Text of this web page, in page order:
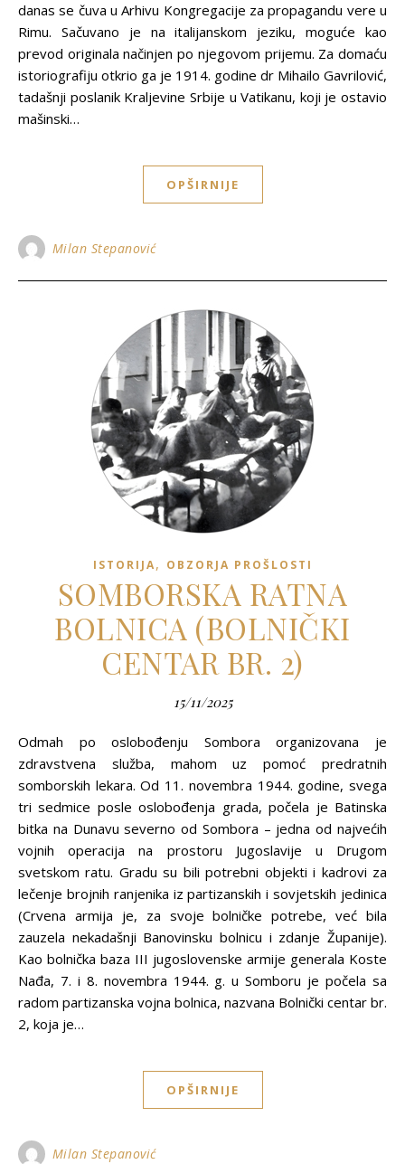
danas se čuva u Arhivu Kongregacije za propagandu vere u
Rimu. Sačuvano je na italijanskom jeziku, moguće kao
prevod originala načinjen po njegovom prijemu. Za domaću
istoriografiju otkrio ga je 1914. godine dr Mihailo Gavrilović,
tadašnji poslanik Kraljevine Srbije u Vatikanu, koji je ostavio
mašinski…
OPŠIRNIJE
Milan Stepanović
ISTORIJA, OBZORJA PROŠLOSTI
SOMBORSKA RATNA
BOLNICA (BOLNIČKI
CENTAR BR. 2)
15/11/2025
Odmah po oslobođenju Sombora organizovana je
zdravstvena služba, mahom uz pomoć predratnih
somborskih lekara. Od 11. novembra 1944. godine, svega
tri sedmice posle oslobođenja grada, počela je Batinska
bitka na Dunavu severno od Sombora – jedna od najvećih
vojnih operacija na prostoru Jugoslavije u Drugom
svetskom ratu. Gradu su bili potrebni objekti i kadrovi za
lečenje brojnih ranjenika iz partizanskih i sovjetskih jedinica
(Crvena armija je, za svoje bolničke potrebe, već bila
zauzela nekadašnji Banovinsku bolnicu i zdanje Županije).
Kao bolnička baza III jugoslovenske armije generala Koste
Nađa, 7. i 8. novembra 1944. g. u Somboru je počela sa
radom partizanska vojna bolnica, nazvana Bolnički centar br.
2, koja je…
OPŠIRNIJE
Milan Stepanović